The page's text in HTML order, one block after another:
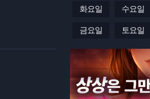
화요일 수요일
금요일 토요일